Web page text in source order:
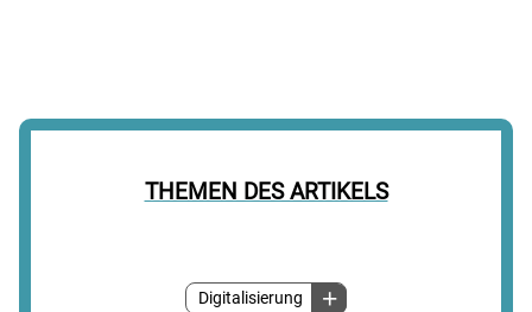
THEMEN DES ARTIKELS
Digitalisierung